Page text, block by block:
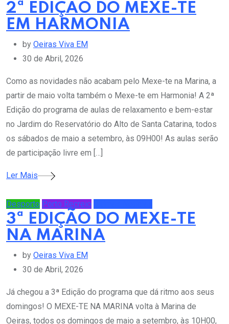
2ª EDIÇÃO DO MEXE-TE
EM HARMONIA
by Oeiras Viva EM
30 de Abril, 2026
Como as novidades não acabam pelo Mexe-te na Marina, a
partir de maio volta também o Mexe-te em Harmonia! A 2ª
Edição do programa de aulas de relaxamento e bem-estar
no Jardim do Reservatório do Alto de Santa Catarina, todos
os sábados de maio a setembro, às 09H00! As aulas serão
de participação livre em […]
Ler Mais
Desporto Porto Recreio
3ª EDIÇÃO DO MEXE-TE
NA MARINA
by Oeiras Viva EM
30 de Abril, 2026
Já chegou a 3ª Edição do programa que dá ritmo aos seus
domingos! O MEXE-TE NA MARINA volta à Marina de
Oeiras, todos os domingos de maio a setembro, às 10H00,